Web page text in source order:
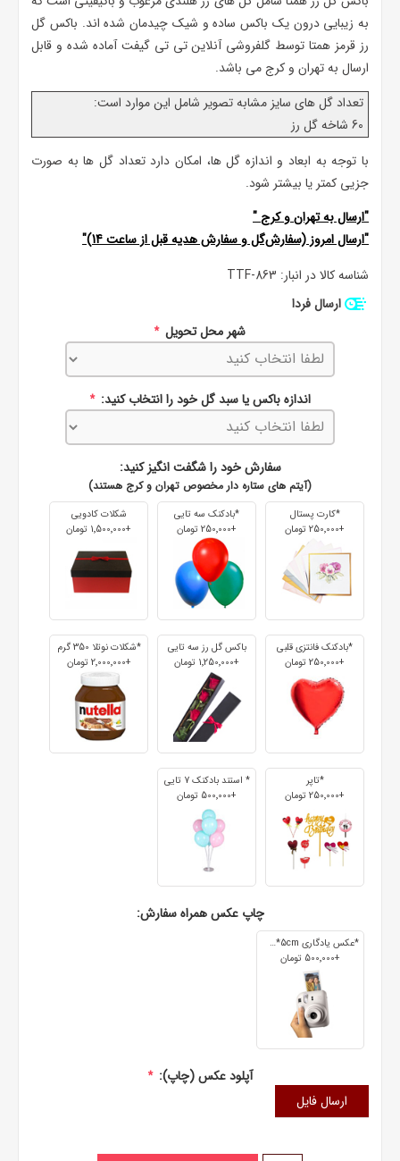
به زیبایی درون یک باکس ساده و شیک چیدمان شده اند. باکس گل
رز قرمز همتا توسط گلفروشی آنلاین تی تی گیفت آماده شده و قابل
ارسال به تهران و کرج می باشد.
تعداد گل های سایز مشابه تصویر شامل این موارد است:
60 شاخه گل رز
با توجه به ابعاد و اندازه گل ها، امکان دارد تعداد گل ها به صورت
جزیی کمتر یا بیشتر شود.
"ارسال بهتهرانوکرج"
"ارسال امروز (سفارش‌گل و سفارش هدیه قبل از ساعت 14)"
شناسه کالا در انبار: TTF-863
ارسال فردا
شهر محل تحویل *
اندازه باکس یا سبد گل خود را انتخاب کنید: *
سفارش خود را شگفت انگیز کنید:
(آیتم های ستاره دار مخصوص تهران و کرج هستند)
*کارت پستال
+250٬000 تومان
*بادکنک سه تایی
+250٬000 تومان
شکلات کادویی
+1٬500٬000 تومان
*بادکنک فانتزی قلبی
+250٬000 تومان
باکس گل رز سه تایی
+1٬250٬000 تومان
*شکلات نوتلا 350 گرم
+2٬000٬000 تومان
*تاپر
+250٬000 تومان
* استند بادکنک 7 تایی
+500٬000 تومان
چاپ عکس همراه سفارش:
*عکس یادگاری 7cm*5cm
+500٬000 تومان
آپلود عکس (چاپ): *
ارسال فایل